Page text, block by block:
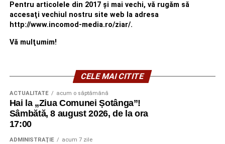
Pentru articolele din 2017 şi mai vechi, vă rugăm să
accesaţi vechiul nostru site web la adresa
http://www.incomod-media.ro/ziar/.
Vă mulţumim!
CELE MAI CITITE
ACTUALITATE acum o săptămână
Hai la „Ziua Comunei Șotânga”!
Sâmbătă, 8 august 2026, de la ora
17:00
ADMINISTRAŢIE acum 7 zile